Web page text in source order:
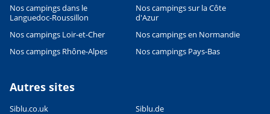
Nos campings dans le
Languedoc-Roussillon
Nos campings sur la Côte
d'Azur
Nos campings Loir-et-Cher
Nos campings en Normandie
Nos campings Rhône-Alpes
Nos campings Pays-Bas
Autres sites
Siblu.co.uk
Siblu.de